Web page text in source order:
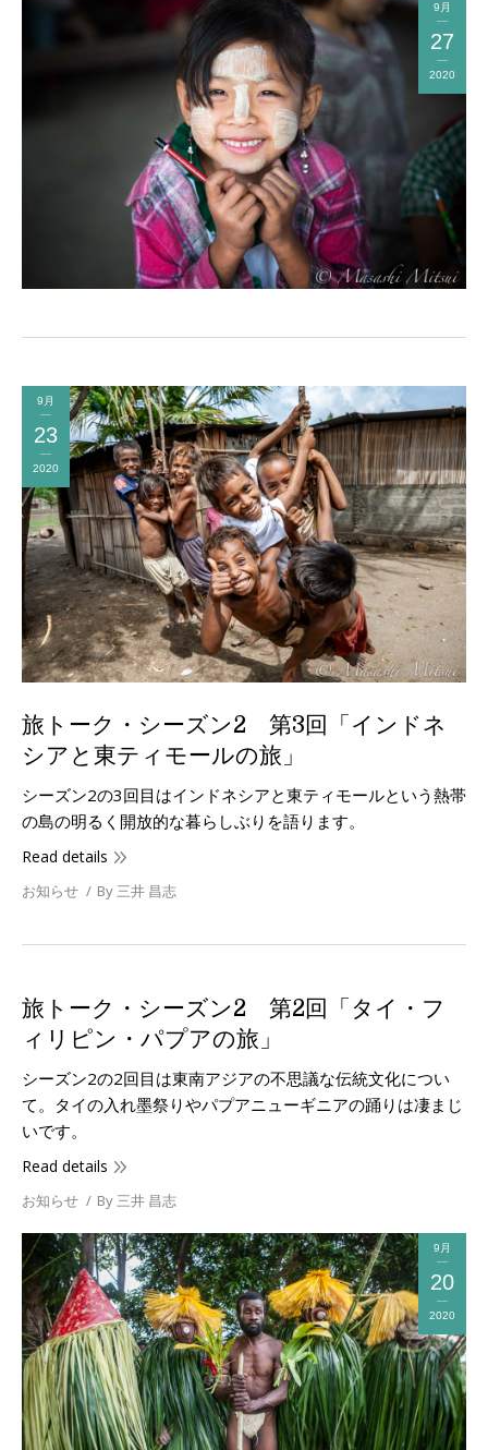
9月
27
2020
9月
23
2020
旅トーク・シーズン2 第3回「インドネ
シアと東ティモールの旅」
シーズン2の3回目はインドネシアと東ティモールという熱帯
の島の明るく開放的な暮らしぶりを語ります。
Read details
お知らせ By 三井 昌志
旅トーク・シーズン2 第2回「タイ・フ
ィリピン・パプアの旅」
シーズン2の2回目は東南アジアの不思議な伝統文化につい
て。タイの入れ墨祭りやパプアニューギニアの踊りは凄まじ
いです。
Read details
お知らせ By 三井 昌志
9月
20
2020